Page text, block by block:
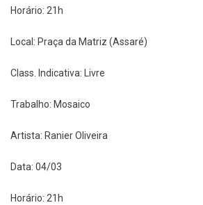
Horário: 21h
Local: Praça da Matriz (Assaré)
Class. Indicativa: Livre
Trabalho: Mosaico
Artista: Ranier Oliveira
Data: 04/03
Horário: 21h